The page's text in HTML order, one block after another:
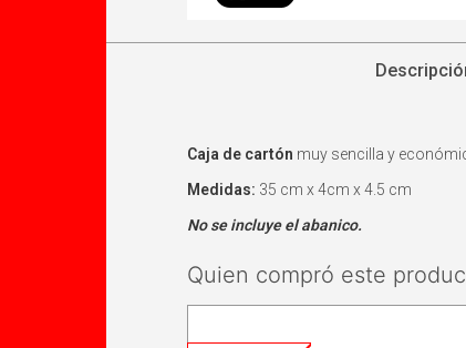
Caja de cartón muy sencilla y
Medidas: 35 cm x 4cm x 4.5 cm
No se incluye el abanico.
Quien compró este